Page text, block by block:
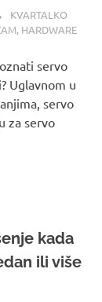
KVARTALKO
, HARDWARE
servo
Uglavnom u
servo
za servo
kada
ili više